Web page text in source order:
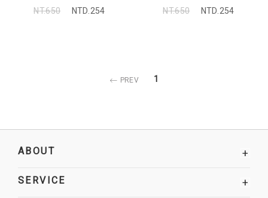
NT.650
NTD.254
NT.650
NTD.254
PREV 1
ABOUT +
SERVICE +